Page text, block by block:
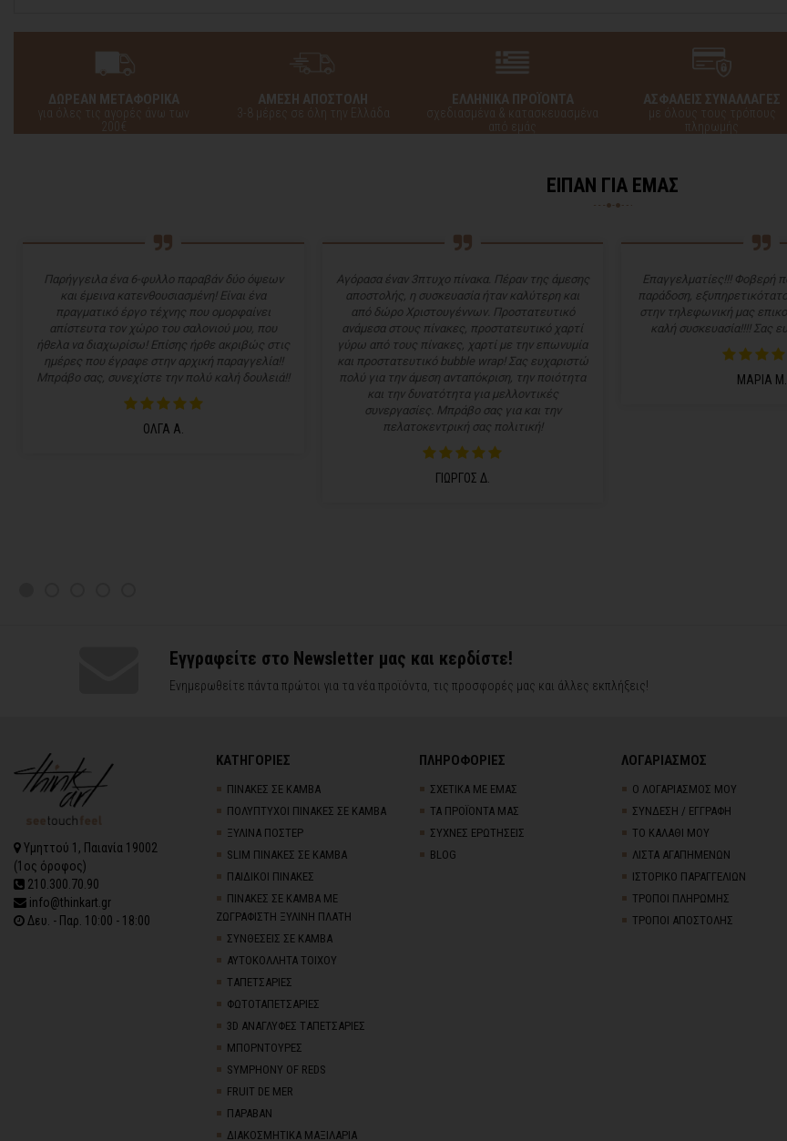
ΔΩΡΕΑΝ ΜΕΤΑΦΟΡΙΚΑ
για όλες τις αγορές άνω των
200€
ΑΜΕΣΗ ΑΠΟΣΤΟΛΗ
3-8 μέρες σε όλη την Ελλάδα
ΕΛΛΗΝΙΚΑ ΠΡΟΪΟΝΤΑ
σχεδιασμένα & κατασκευασμένα
από εμάς
ΑΣΦΑΛΕΙΣ ΣΥΝΑΛΛΑΓΕΣ
με όλους τους τρόπους
πληρωμής
ΕΙΠΑΝ ΓΙΑ ΕΜΑΣ
Παρήγγειλα ένα 6-φυλλο παραβάν δύο όψεων
και έμεινα κατενθουσιασμένη! Είναι ένα
πραγματικό έργο τέχνης που ομορφαίνει
απίστευτα τον χώρο του σαλονιού μου, που
ήθελα να διαχωρίσω! Επίσης ήρθε ακριβώς στις
ημέρες που έγραφε στην αρχική παραγγελία!!
Μπράβο σας, συνεχίστε την πολύ καλή δουλειά!!
ΟΛΓΑ Α.
Αγόρασα έναν 3πτυχο πίνακα. Πέραν της άμεσης
αποστολής, η συσκευασία ήταν καλύτερη και
από δώρο Χριστουγέννων. Προστατευτικό
ανάμεσα στους πίνακες, προστατευτικό χαρτί
γύρω από τους πίνακες, χαρτί με την επωνυμία
και προστατευτικό bubble wrap! Σας ευχαριστώ
πολύ για την άμεση ανταπόκριση, την ποιότητα
και την δυνατότητα για μελλοντικές
συνεργασίες. Μπράβο σας για και την
πελατοκεντρική σας πολιτική!
ΓΙΩΡΓΟΣ Δ.
Επαγγελματίες!!! Φοβερή
παράδοση,
στην τηλεφωνική μας
καλή συσκευασία!!!! Σας
ΜΑΡΙΑ Μ.
Εγγραφείτε στο Newsletter μας και κερδίστε!
Ενημερωθείτε πάντα πρώτοι για τα νέα προϊόντα, τις προσφορές μας και άλλες εκπλήξεις!
Υμηττού 1, Παιανία 19002
(1ος όροφος)
210.300.70.90
info@thinkart.gr
Δευ. - Παρ. 10:00 - 18:00
ΚΑΤΗΓΟΡΙΕΣ
ΠΙΝΑΚΕΣ ΣΕ ΚΑΜΒΑ
ΠΟΛΥΠΤΥΧΟΙ ΠΙΝΑΚΕΣ ΣΕ ΚΑΜΒΑ
ΞΥΛΙΝΑ ΠΟΣΤΕΡ
SLIM ΠΙΝΑΚΕΣ ΣΕ ΚΑΜΒΑ
ΠΑΙΔΙΚΟΙ ΠΙΝΑΚΕΣ
ΠΙΝΑΚΕΣ ΣΕ ΚΑΜΒΑ ΜΕ
ΖΩΓΡΑΦΙΣΤΗ ΞΥΛΙΝΗ ΠΛΑΤΗ
ΣΥΝΘΕΣΕΙΣ ΣΕ ΚΑΜΒΑ
ΑΥΤΟΚΟΛΛΗΤΑ ΤΟΙΧΟΥ
TΑΠΕΤΣΑΡΙΕΣ
ΦΩΤΟΤΑΠΕΤΣΑΡΙΕΣ
3D AΝΑΓΛΥΦΕΣ TΑΠΕΤΣΑΡΙΕΣ
ΜΠΟΡΝΤΟΥΡΕΣ
SYMPHONY OF REDS
FRUIT DE MER
ΠΑΡΑΒΑΝ
ΔΙΑΚΟΣΜΗΤΙΚΑ ΜΑΞΙΛΑΡΙΑ
ΠΛΗΡΟΦΟΡΙΕΣ
ΣΧΕΤΙΚΑ ΜΕ ΕΜΑΣ
ΤΑ ΠΡΟΪΟΝΤΑ ΜΑΣ
ΣΥΧΝΕΣ ΕΡΩΤΗΣΕΙΣ
BLOG
ΛΟΓΑΡΙΑΣΜΟΣ
Ο ΛΟΓΑΡΙΑΣΜΟΣ ΜΟΥ
ΣΥΝΔΕΣΗ / ΕΓΓΡΑΦΗ
ΤΟ ΚΑΛΑΘΙ ΜΟΥ
ΛΙΣΤΑ ΑΓΑΠΗΜΕΝΩΝ
ΙΣΤΟΡΙΚΟ ΠΑΡΑΓΓΕΛΙΩΝ
ΤΡΟΠΟΙ ΠΛΗΡΩΜΗΣ
ΤΡΟΠΟΙ ΑΠΟΣΤΟΛΗΣ